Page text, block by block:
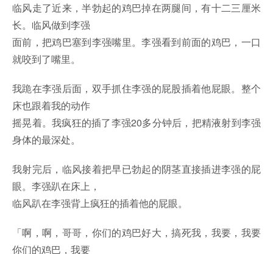
临风走了近来，半勃起的鸡巴掉在两腿间，有十二三厘米
长。临风做到李强
面前，把鸡巴塞到李强嘴里。李强看到前面的鸡巴，一口
就咬到了嘴里。
我跪在李强后面，双手抓住李强的屁股插着他屁眼。整个
床也跟着我的动作
摇晃着。我疯狂的插了李强20多分钟后，把精液射到李强
身体的最深处。
我射完后，临风接着把早已勃起的阴茎直接插进李强的屁
眼。李强趴在床上，
临风趴在李强背上疯狂的插着他的屁眼。
「啊，啊，哥哥，你们的鸡巴好大，搞死我，我要，我要
你们的鸡巴，我要